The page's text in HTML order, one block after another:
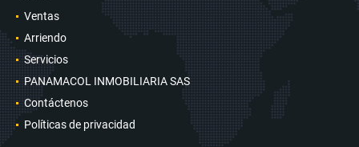
Inicio
Ventas
Arriendo
Servicios
PANAMACOL INMOBILIARIA SAS
Contáctenos